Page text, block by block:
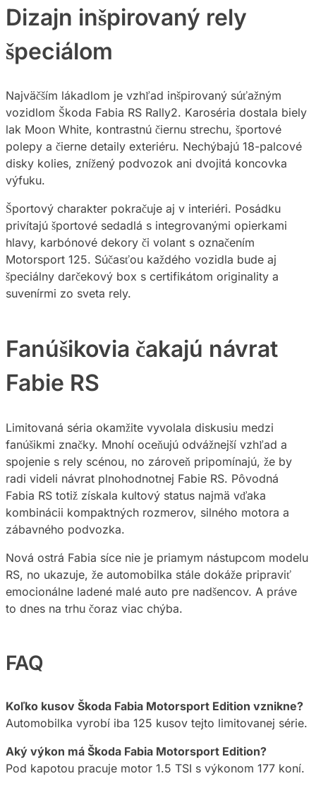
Dizajn inšpirovaný rely
špeciálom
Najväčším lákadlom je vzhľad inšpirovaný súťažným
vozidlom Škoda Fabia RS Rally2. Karoséria dostala biely
lak Moon White, kontrastnú čiernu strechu, športové
polepy a čierne detaily exteriéru. Nechýbajú 18-palcové
disky kolies, znížený podvozok ani dvojitá koncovka
výfuku.
Športový charakter pokračuje aj v interiéri. Posádku
privítajú športové sedadlá s integrovanými opierkami
hlavy, karbónové dekory či volant s označením
Motorsport 125. Súčasťou každého vozidla bude aj
špeciálny darčekový box s certifikátom originality a
suvenírmi zo sveta rely.
Fanúšikovia čakajú návrat
Fabie RS
Limitovaná séria okamžite vyvolala diskusiu medzi
fanúšikmi značky. Mnohí oceňujú odvážnejší vzhľad a
spojenie s rely scénou, no zároveň pripomínajú, že by
radi videli návrat plnohodnotnej Fabie RS. Pôvodná
Fabia RS totiž získala kultový status najmä vďaka
kombinácii kompaktných rozmerov, silného motora a
zábavného podvozka.
Nová ostrá Fabia síce nie je priamym nástupcom modelu
RS, no ukazuje, že automobilka stále dokáže pripraviť
emocionálne ladené malé auto pre nadšencov. A práve
to dnes na trhu čoraz viac chýba.
FAQ
Koľko kusov Škoda Fabia Motorsport Edition vznikne?
Automobilka vyrobí iba 125 kusov tejto limitovanej série.
Aký výkon má Škoda Fabia Motorsport Edition?
Pod kapotou pracuje motor 1.5 TSI s výkonom 177 koní.